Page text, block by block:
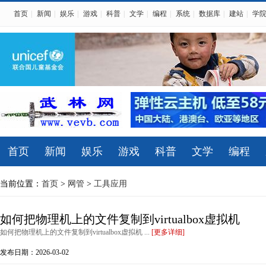
首页 新闻 娱乐 游戏 科普 文学 编程 系统 数据库 建站 学院
首页 新闻 娱乐 游戏 科普 文学 编程
当前位置： 首页 > 网管 > 工具应用
如何把物理机上的文件复制到virtualbox虚拟机
如何把物理机上的文件复制到virtualbox虚拟机 ... [更多详细]
发布日期：2026-03-02